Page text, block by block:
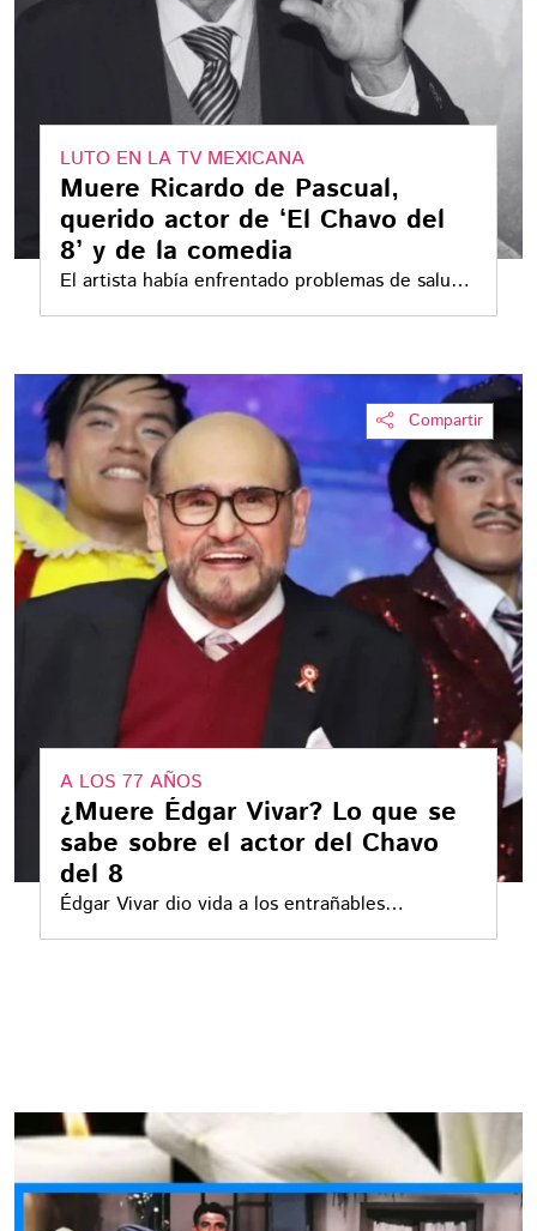
LUTO EN LA TV MEXICANA
Muere Ricardo de Pascual,
querido actor de ‘El Chavo del
8’ y de la comedia
El artista había enfrentado problemas de salud
relacionados con EPOC y secuelas de COVID-19
Compartir
A LOS 77 AÑOS
¿Muere Édgar Vivar? Lo que se
sabe sobre el actor del Chavo
del 8
Édgar Vivar dio vida a los entrañables
personajes Ñoño y el Señor Barriga en el Chavo